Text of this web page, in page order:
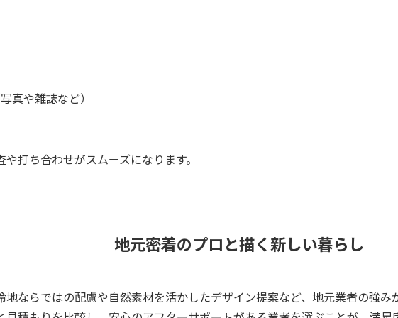
真や雑誌など）
打ち合わせがスムーズになります。
地元密着のプロと描く新しい暮らし
ならではの配慮や自然素材を活かしたデザイン提案など、地元業者の強み